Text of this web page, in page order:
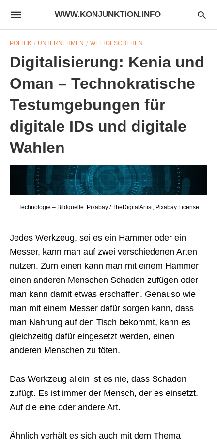
WWW.KONJUNKTION.INFO
POLITIK UNTERNEHMEN WELTGESCHEHEN
Digitalisierung: Kenia und
Oman – Technokratische
Testumgebungen für
digitale IDs und digitale
Wahlen
Technologie – Bildquelle: Pixabay / TheDigitalArtist; Pixabay License
Jedes Werkzeug, sei es ein Hammer oder ein
Messer, kann man auf zwei verschiedenen Arten
nutzen. Zum einen kann man mit einem Hammer
einen anderen Menschen Schaden zufügen oder
man kann damit etwas erschaffen. Genauso wie
man mit einem Messer dafür sorgen kann, dass
man Nahrung auf den Tisch bekommt, kann es
gleichzeitig dafür eingesetzt werden, einen
anderen Menschen zu töten.
Das Werkzeug allein ist es nie, dass Schaden
zufügt. Es ist immer der Mensch, der es einsetzt.
Auf die eine oder andere Art.
Ähnlich verhält es sich auch mit dem Thema